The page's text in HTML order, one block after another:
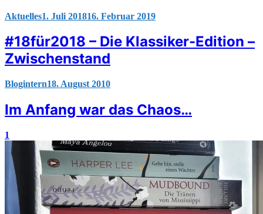
Aktuelles1. Juli 201816. Februar 2019
#18für2018 – Die Klassiker-Edition –
Zwischenstand
Blogintern18. August 2010
Im Anfang war das Chaos…
1